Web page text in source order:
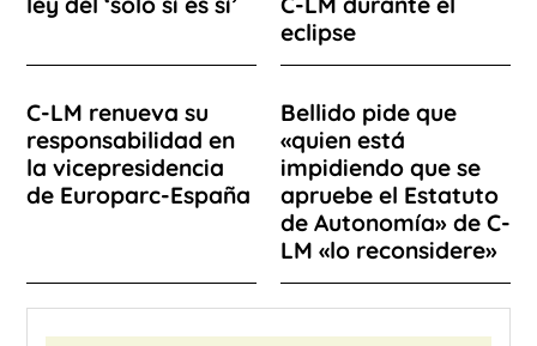
eclipse
C-LM renueva su
responsabilidad en
la vicepresidencia
de Europarc-España
Bellido pide que
«quien está
impidiendo que se
apruebe el Estatuto
de Autonomía» de C-
LM «lo reconsidere»